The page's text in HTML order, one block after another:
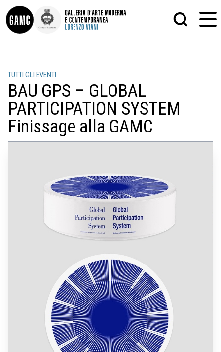
INFO
CONTATTI
DIDATTICA
SHOP
LE COLLEZIONI
GLI AUTORI
LORENZO VIANI
PALAZZO DELLE MUSE
SCULTURA
STAMPA
ALTRO
MATRICI XILOGRAFICHE
FOTOGRAFIA
TUTTI GLI EVENTI
BAU GPS – GLOBAL
PARTICIPATION SYSTEM
Finissage alla GAMC